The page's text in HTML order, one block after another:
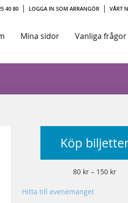
40 80 LOGGA IN SOM ARRANGÖR VÅRT
Mina sidor Vanliga frågor
Köp
80 kr – 150 kr
Hitta till evenemanget